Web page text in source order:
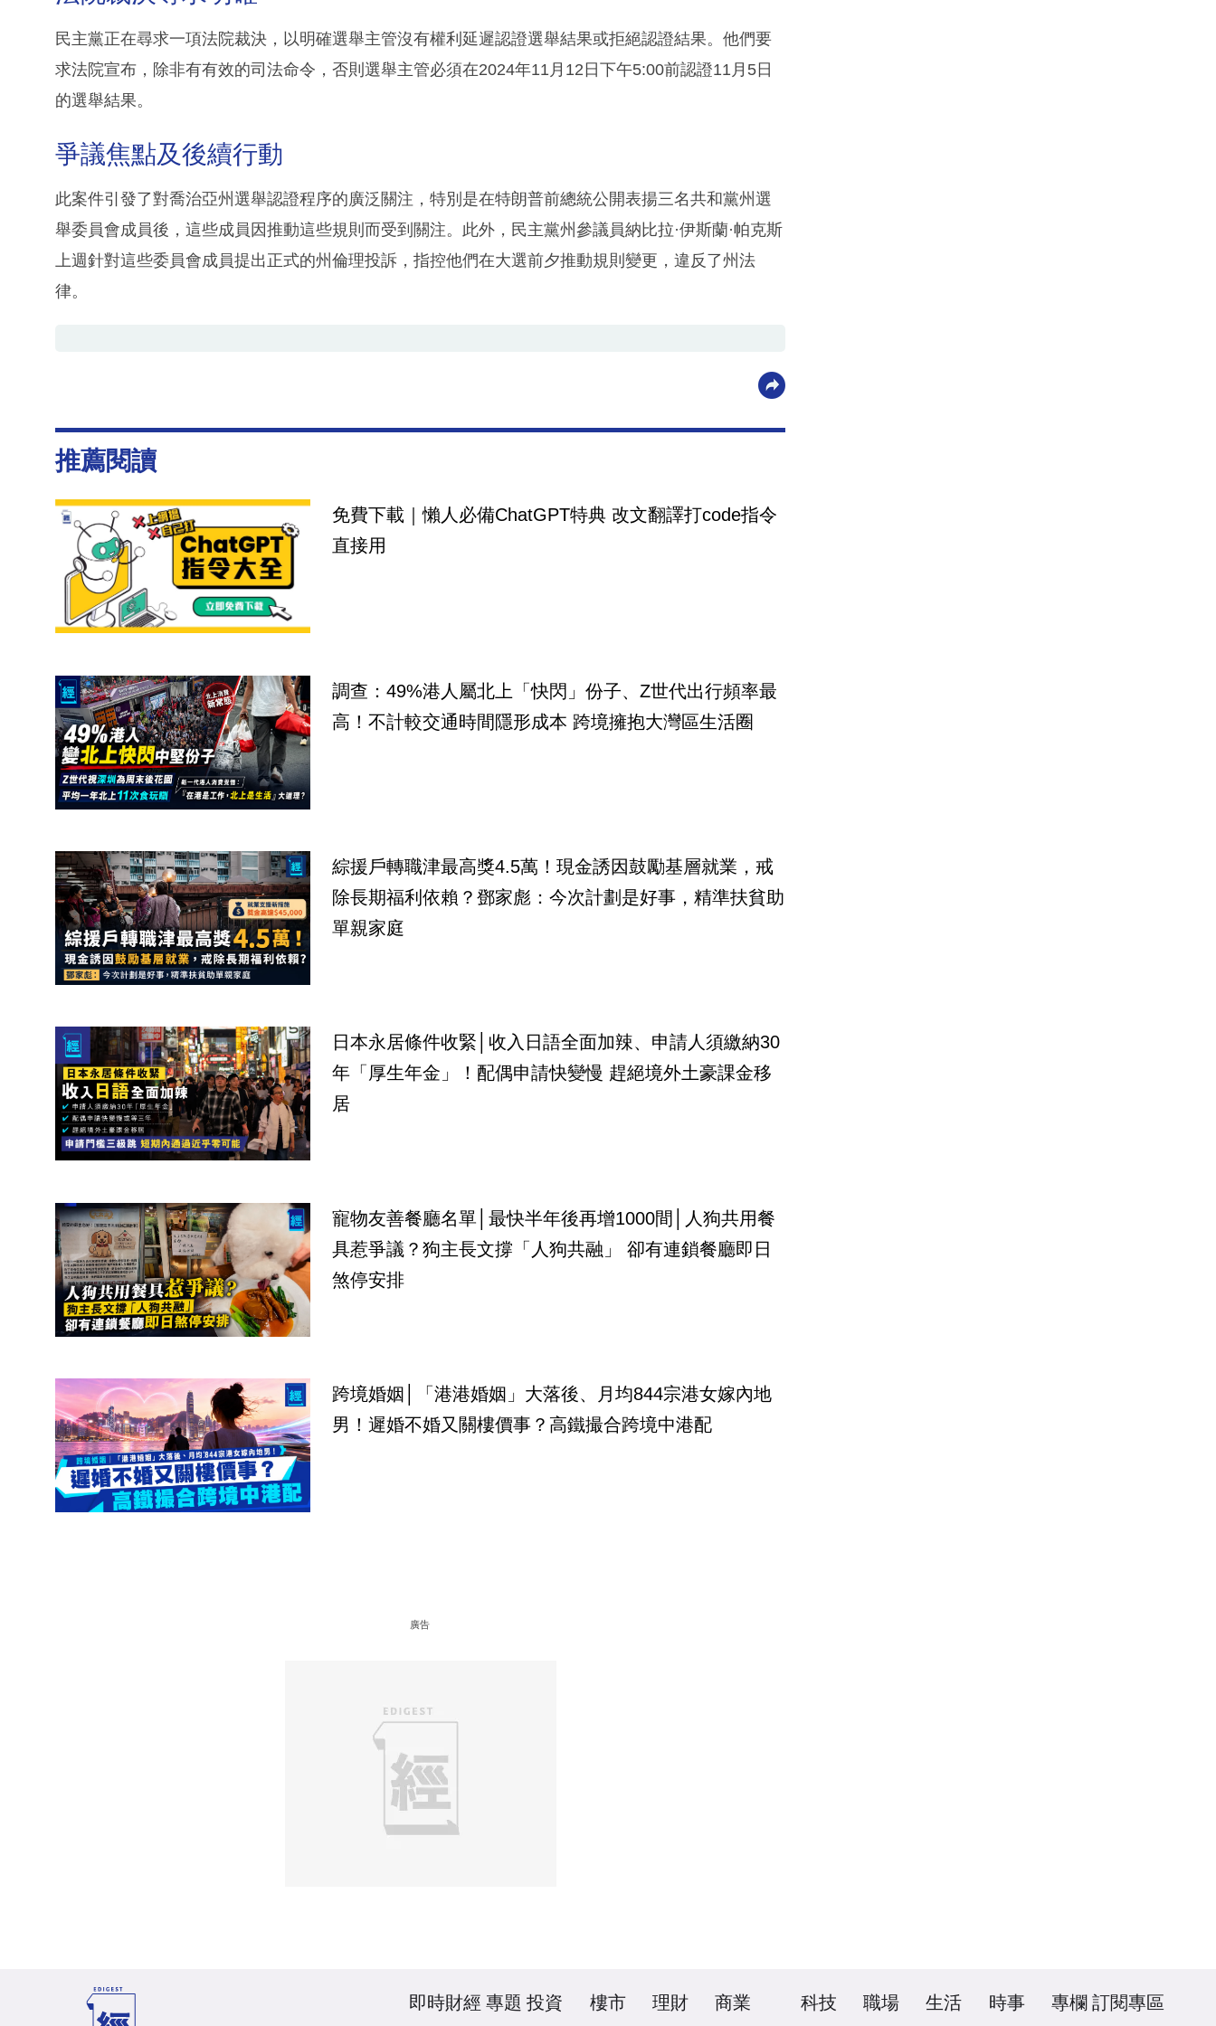
民主黨正在尋求一項法院裁決，以明確選舉主管沒有權利延遲認證選舉結果或拒絕認證結果。他們要
求法院宣布，除非有有效的司法命令，否則選舉主管必須在2024年11月12日下午5:00前認證11月5日
的選舉結果。
爭議焦點及後續行動
此案件引發了對喬治亞州選舉認證程序的廣泛關注，特別是在特朗普前總統公開表揚三名共和黨州選
舉委員會成員後，這些成員因推動這些規則而受到關注。此外，民主黨州參議員納比拉·伊斯蘭·帕克斯
上週針對這些委員會成員提出正式的州倫理投訴，指控他們在大選前夕推動規則變更，違反了州法
律。
推薦閱讀
免費下載｜懶人必備ChatGPT特典 改文翻譯打code指令
直接用
調查：49%港人屬北上「快閃」份子、Z世代出行頻率最
高！不計較交通時間隱形成本 跨境擁抱大灣區生活圈
綜援戶轉職津最高獎4.5萬！現金誘因鼓勵基層就業，戒
除長期福利依賴？鄧家彪：今次計劃是好事，精準扶貧助
單親家庭
日本永居條件收緊│收入日語全面加辣、申請人須繳納30
年「厚生年金」！配偶申請快變慢 趕絕境外土豪課金移
居
寵物友善餐廳名單│最快半年後再增1000間│人狗共用餐
具惹爭議？狗主長文撐「人狗共融」 卻有連鎖餐廳即日
煞停安排
跨境婚姻│「港港婚姻」大落後、月均844宗港女嫁內地
男！遲婚不婚又關樓價事？高鐵撮合跨境中港配
廣告
即時財經 專題 投資 樓市 理財 商業 科技 職場 生活 時事 專欄 訂閱專區